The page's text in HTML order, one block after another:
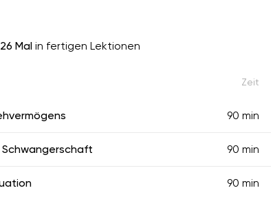
26 Mal in fertigen Lektionen
Zeit
90 min
90 min
90 min